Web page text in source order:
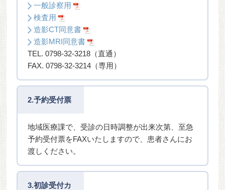
一般診察用
検査用
造影CT同意書
造影MRI同意書
TEL. 0798-32-3218（直通）
FAX. 0798-32-3214（専用）
2.予約受付票
地域医療課で、受診の日時調整が出来次第、至急
予約受付票をFAXいたしますので、患者さんにお
渡しください。
3.初診受付カ